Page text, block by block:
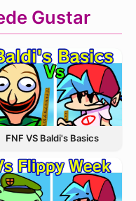
Gustar
FNF VS Baldi's Basics